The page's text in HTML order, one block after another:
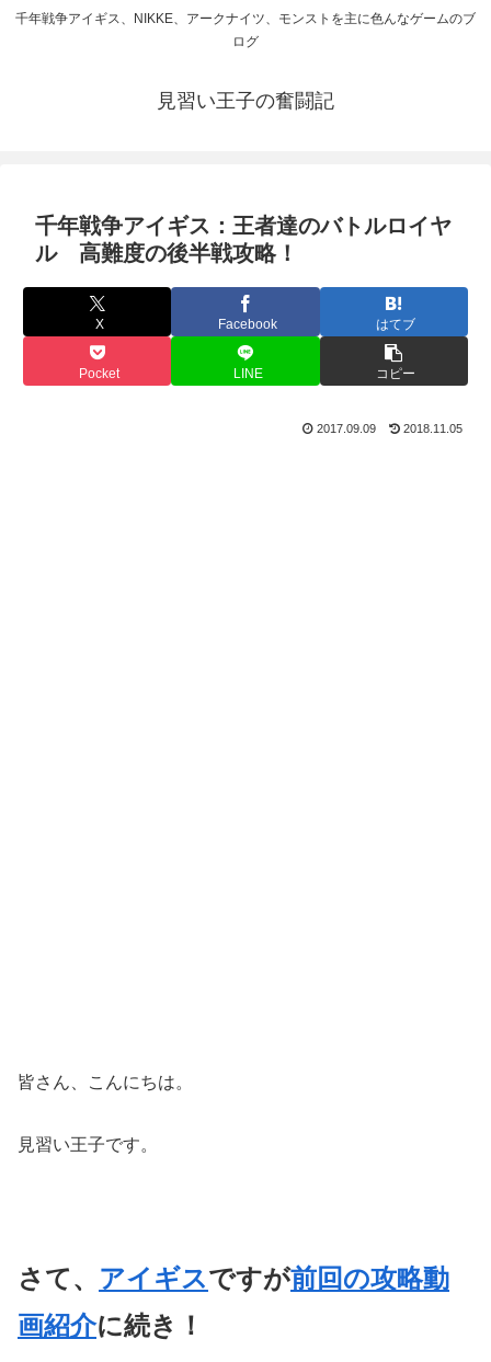
千年戦争アイギス、NIKKE、アークナイツ、モンストを主に色んなゲームのブ
ログ
見習い王子の奮闘記
千年戦争アイギス：王者達のバトルロイヤ
ル 高難度の後半戦攻略！
X Facebook はてブ
Pocket LINE コピー
2017.09.09 2018.11.05
皆さん、こんにちは。
見習い王子です。
さて、 アイギスですが前回の攻略動
画紹介に続き！